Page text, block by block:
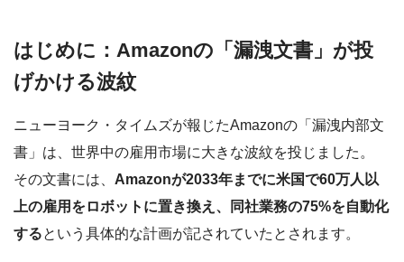
はじめに：Amazonの「漏洩文書」が投
げかける波紋
ニューヨーク・タイムズが報じたAmazonの「漏洩内部文
書」は、世界中の雇用市場に大きな波紋を投じました。
その文書には、 Amazonが2033年までに米国で60万人以
上の雇用をロボットに置き換え、同社業務の75%を自動化
するという具体的な計画が記されていたとされます。